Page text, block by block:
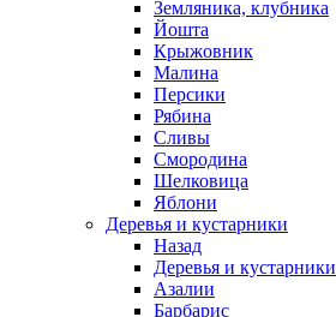
Земляника, клубника
Йошта
Крыжовник
Малина
Персики
Рябина
Сливы
Смородина
Шелковица
Яблони
Деревья и кустарники
Назад
Деревья и кустарники
Азалии
Барбарис